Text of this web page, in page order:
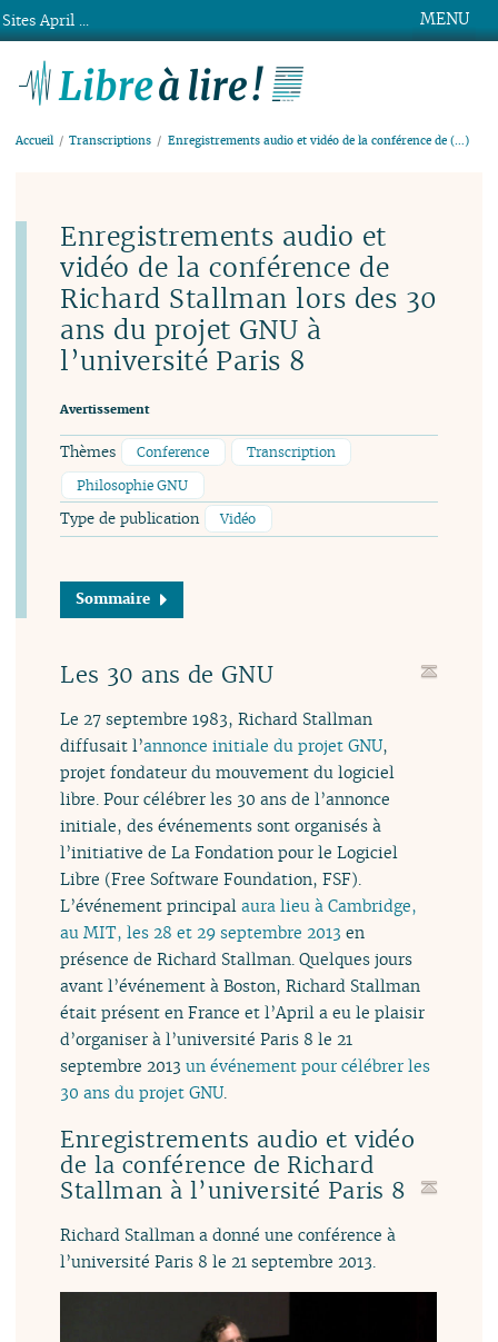
MENU
Accueil Transcriptions Enregistrements audio et vidéo de la conférence de (…)
Enregistrements audio et
vidéo de la conférence de
Richard Stallman lors des 30
ans du projet GNU à
l’université Paris 8
Avertissement
Thèmes Conference
Transcription
Philosophie GNU
Type de publication Vidéo
Sommaire
Les 30 ans de GNU
Le 27 septembre 1983, Richard Stallman
diffusait l’annonce initiale du projet GNU,
projet fondateur du mouvement du logiciel
libre. Pour célébrer les 30 ans de l’annonce
initiale, des événements sont organisés à
l’initiative de La Fondation pour le Logiciel
Libre (Free Software Foundation, FSF).
L’événement principalaura lieu à Cambridge,
au MIT, les 28 et 29 septembre 2013 en
présence de Richard Stallman. Quelques jours
avant l’événement à Boston, Richard Stallman
était présent en France et l’April a eu le plaisir
d’organiser à l’université Paris 8 le 21
septembre 2013un événement pour célébrer les
30 ans du projet GNU
Enregistrements audio et vidéo
de la conférence de Richard
Stallman à l’université Paris 8
Richard Stallman a donné une conférence à
l’université Paris 8 le 21 septembre 2013.
Sites April ...